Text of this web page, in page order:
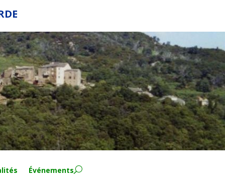
Événements